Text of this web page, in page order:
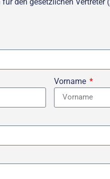
den gesetzlichen
Vorname